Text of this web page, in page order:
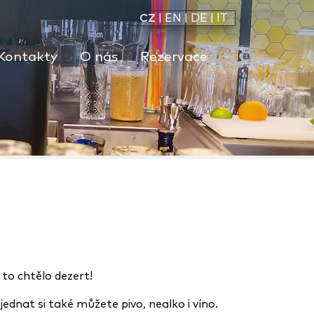
CZ EN | DE| IT
O nás Rezervace
to chtělo dezert!
si také můžete pivo, nealko i víno.